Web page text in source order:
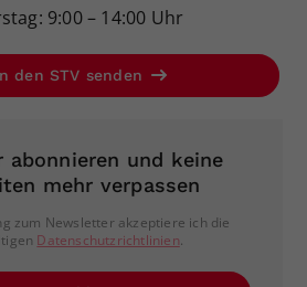
9:00 – 14:00 Uhr
den STV senden
abonnieren und keine
mehr verpassen
zum Newsletter akzeptiere ich die
Datenschutzrichtlinien.